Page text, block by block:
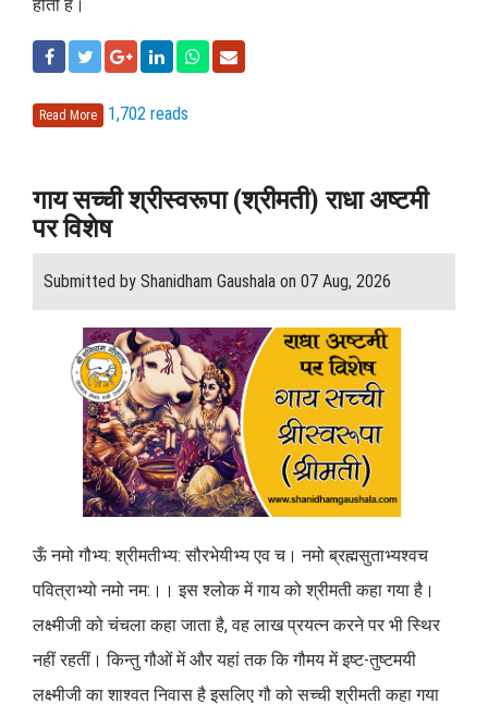
होती हैं।
Read More 1,702 reads
गाय सच्ची श्रीस्वरूपा (श्रीमती) राधा अष्टमी
पर विशेष
Submitted by Shanidham Gaushala on 07 Aug, 2026
ऊँ नमो गौभ्य: श्रीमतीभ्य: सौरभेयीभ्य एव च। नमो ब्रह्मसुताभ्यश्वच
पवित्राभ्यो नमो नम:।। इस श्लोक में गाय को श्रीमती कहा गया है।
लक्ष्मीजी को चंचला कहा जाता है, वह लाख प्रयत्न करने पर भी स्थिर
नहीं रहतीं। किन्तु गौओं में और यहां तक कि गौमय में इष्ट-तुष्टमयी
लक्ष्मीजी का शाश्वत निवास है इसलिए गौ को सच्ची श्रीमती कहा गया